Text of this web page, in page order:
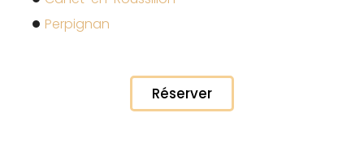
Perpignan
Réserver